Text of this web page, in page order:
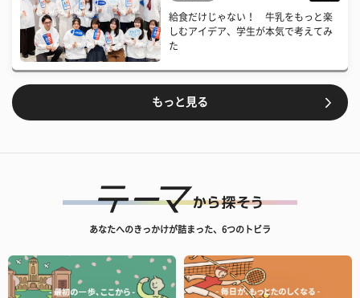
給食だけじゃない！ 牛乳をもっと楽
しむアイデア、学生が本気で考えてみ
た
もっと見る
あなたへのきっかけが詰まった、6つのトビラ